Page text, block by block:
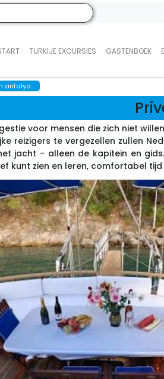
TURKIJE EXCURSIES GASTENBOEK
antalya
voor mensen die zich niet
reizigers te vergezellen zullen
jacht - alleen de kapitein en
kunt zien en leren, comfortabel